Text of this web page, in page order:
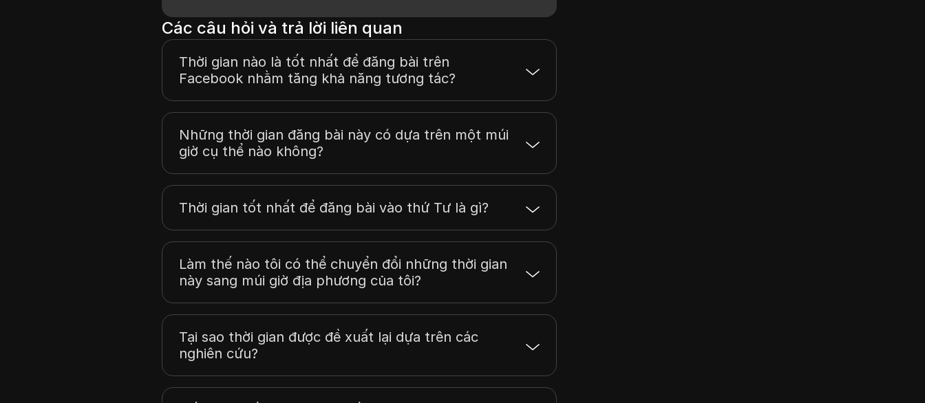
Các câu hỏi và trả lời liên quan
Thời gian nào là tốt nhất để đăng bài trên
Facebook nhằm tăng khả năng tương tác?
Những thời gian đăng bài này có dựa trên một múi
giờ cụ thể nào không?
Thời gian tốt nhất để đăng bài vào thứ Tư là gì?
Làm thế nào tôi có thể chuyển đổi những thời gian
này sang múi giờ địa phương của tôi?
Tại sao thời gian được đề xuất lại dựa trên các
nghiên cứu?